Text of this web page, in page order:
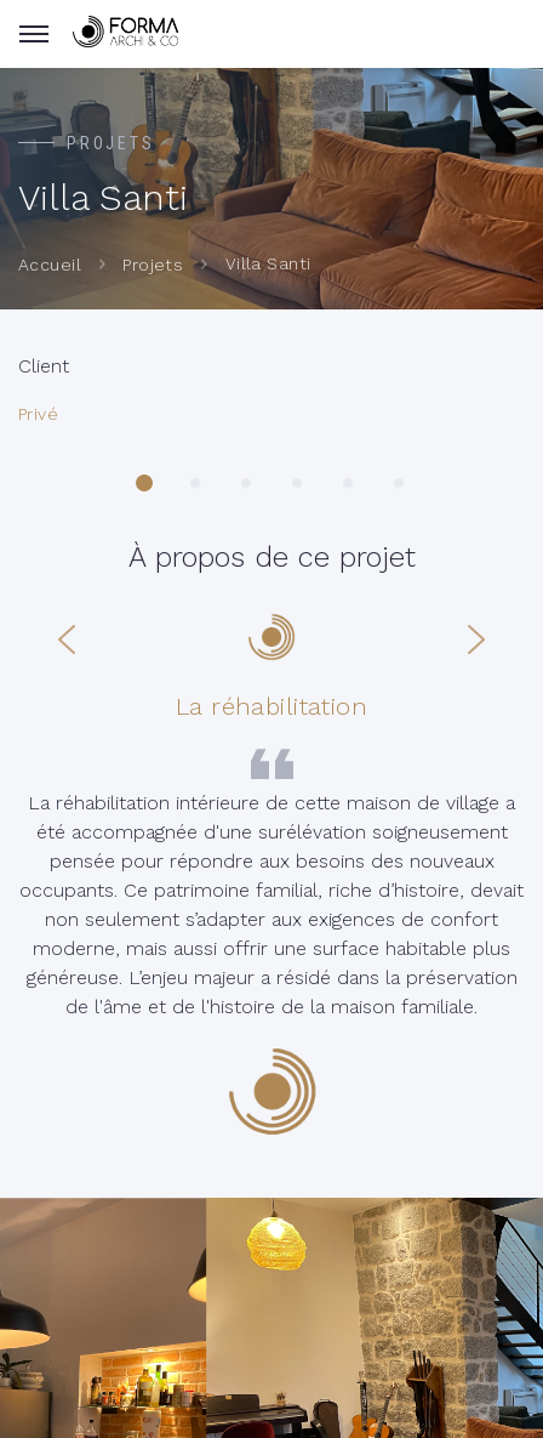
PROJETS
Villa Santi
Accueil Projets Villa Santi
Client
Privé
À propos de ce projet
La réhabilitation
La réhabilitation intérieure de cette maison de village a
été accompagnée d'une surélévation soigneusement
pensée pour répondre aux besoins des nouveaux
occupants. Ce patrimoine familial, riche d’histoire, devait
non seulement s’adapter aux exigences de confort
moderne, mais aussi offrir une surface habitable plus
généreuse. L’enjeu majeur a résidé dans la préservation
de l'âme et de l'histoire de la maison familiale.